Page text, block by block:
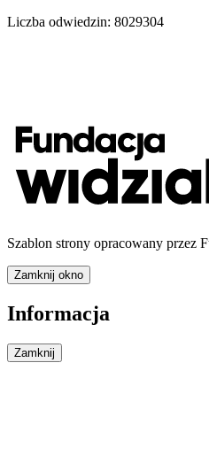
Liczba odwiedzin: 8029304
Szablon strony opracowany przez
Zamknij okno
Informacja
Zamknij